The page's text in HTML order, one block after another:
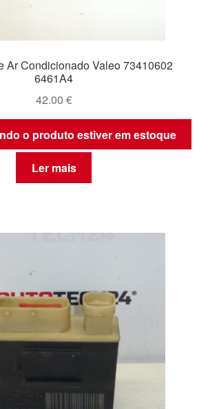
Ar Condicionado Valeo 73410602
6461A4
42.00 €
o produto estiver em estoque
Ler mais